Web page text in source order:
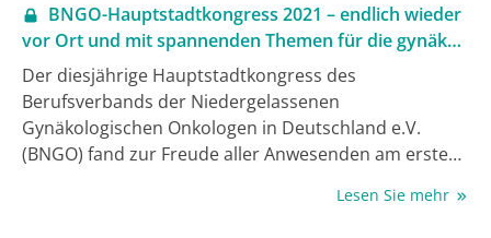
BNGO-Hauptstadtkongress 2021 – endlich wieder
vor Ort und mit spannenden Themen für die gynäko-
onkologische Praxis
Der diesjährige Hauptstadtkongress des
Berufsverbands der Niedergelassenen
Gynäkologischen Onkologen in Deutschland e.V.
(BNGO) fand zur Freude aller Anwesenden am ersten
rund 200 Teilnehmer:innen informierten sich über
Lesen Sie mehr